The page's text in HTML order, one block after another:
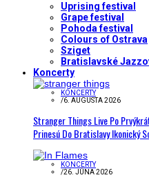
Uprising festival
Grape festival
Pohoda festival
Colours of Ostrava
Sziget
Bratislavské
Koncerty
KONCERTY
/6. AUGUSTA 2026
Stranger Things Live Po
Prinesú Do Bratislavy Ikonický
KONCERTY
/26. JÚNA 2026